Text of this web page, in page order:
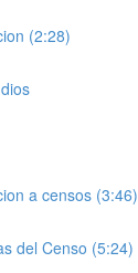
(2:28)
a censos (3:46)
del Censo (5:24)